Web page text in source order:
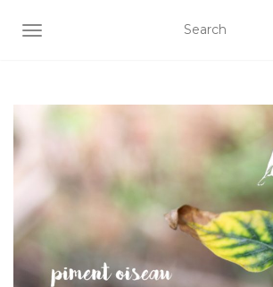
AFFICHER/MASQUER LA NAVIGATION